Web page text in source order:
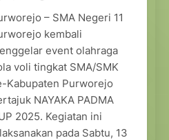
– SMA Negeri 11
kembali
event olahraga
voli tingkat SMA/SMK
Kabupaten Purworejo
NAYAKA PADMA
2025. Kegiatan ini
pada Sabtu, 13